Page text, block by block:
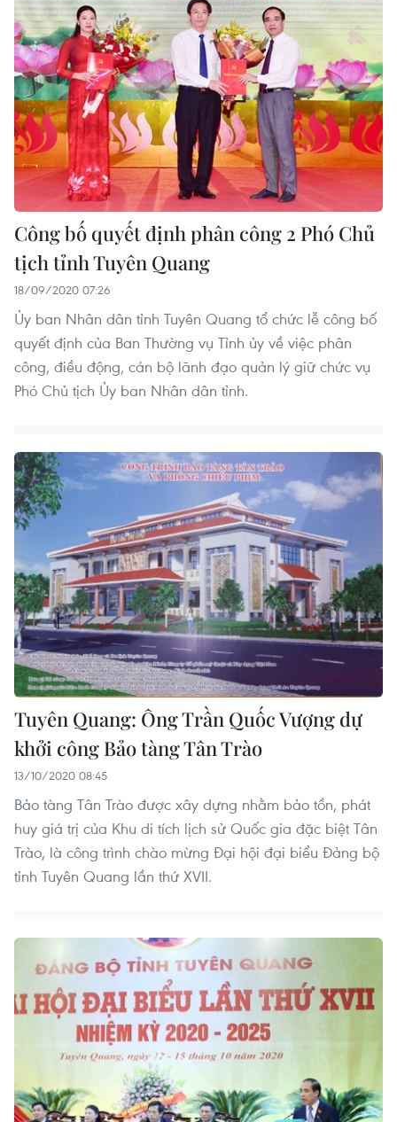
Công bố quyết định phân công 2 Phó Chủ
tịch tỉnh Tuyên Quang
18/09/2020 07:26
Ủy ban Nhân dân tỉnh Tuyên Quang tổ chức lễ công bố
quyết định của Ban Thường vụ Tỉnh ủy về việc phân
công, điều động, cán bộ lãnh đạo quản lý giữ chức vụ
Phó Chủ tịch Ủy ban Nhân dân tỉnh.
Tuyên Quang: Ông Trần Quốc Vượng dự
khởi công Bảo tàng Tân Trào
13/10/2020 08:45
Bảo tàng Tân Trào được xây dựng nhằm bảo tồn, phát
huy giá trị của Khu di tích lịch sử Quốc gia đặc biệt Tân
Trào, là công trình chào mừng Đại hội đại biểu Đảng bộ
tỉnh Tuyên Quang lần thứ XVII.